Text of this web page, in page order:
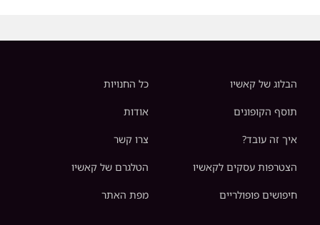
הבלוג של קאשיו כל החנויות
תוסף הקופונים אודות
איך זה עובד? צרו קשר
הצטרפות עסקים לקאשיו הטלגרם של קאשיו
חיפושים פופולריים מפת האתר